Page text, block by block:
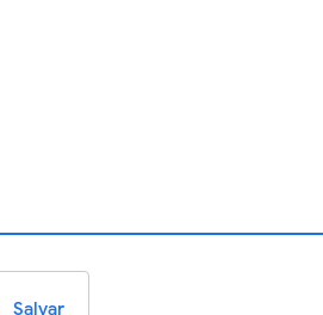
Salvar